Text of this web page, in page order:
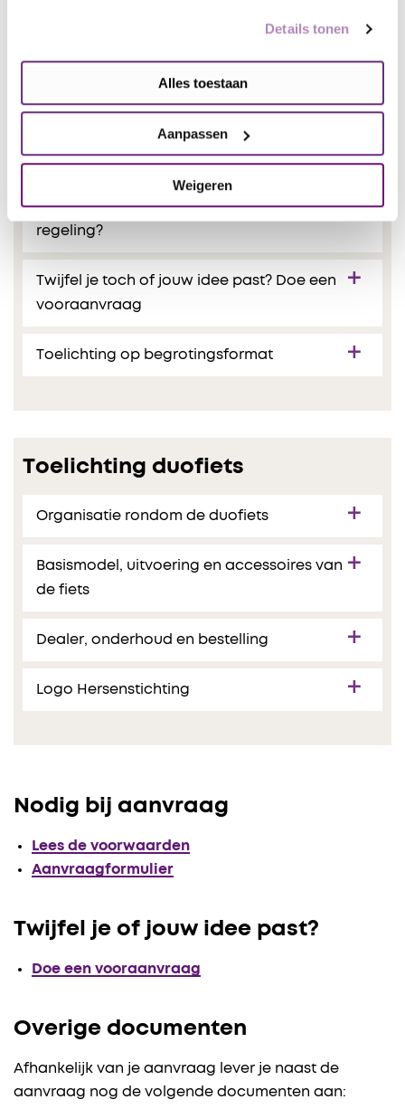
Details tonen
Alles toestaan
Aanpassen
Weigeren
hieronder lichten we het proces en een aantal
praktische onderdelen toe.
Toelichting projectaanvraag
Wanneer past een aanvraag binnen deze
regeling?
Twijfel je toch of jouw idee past? Doe een
vooraanvraag
Toelichting op begrotingsformat
Toelichting duofiets
Organisatie rondom de duofiets
Basismodel, uitvoering en accessoires van
de fiets
Dealer, onderhoud en bestelling
Logo Hersenstichting
Nodig bij aanvraag
Lees de voorwaarden
Aanvraagformulier
Twijfel je of jouw idee past?
Doe een vooraanvraag
Overige documenten
Afhankelijk van je aanvraag lever je naast de
aanvraag nog de volgende documenten aan: